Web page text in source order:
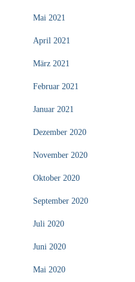
Mai 2021
April 2021
März 2021
Februar 2021
Januar 2021
Dezember 2020
November 2020
Oktober 2020
September 2020
Juli 2020
Juni 2020
Mai 2020